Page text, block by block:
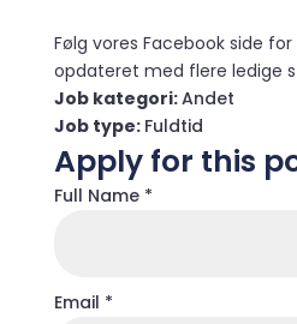
Følg vores Facebook side
opdateret med flere ledige
Job kategori:Andet
Job type: Fuldtid
Apply for this
Full Name *
Email *